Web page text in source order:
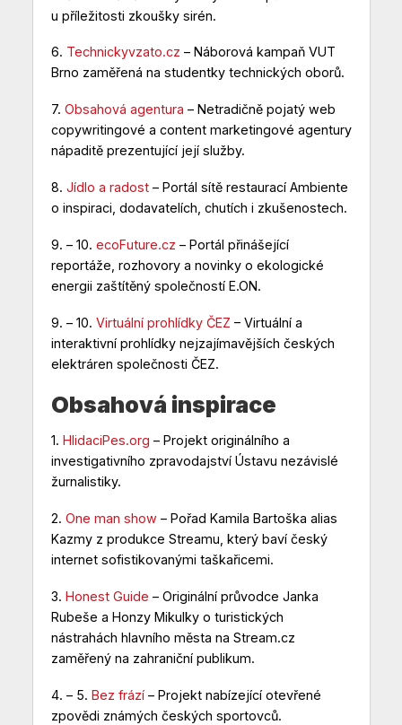
u příležitosti zkoušky sirén.
6. Technickyvzato.cz – Náborová kampaň VUT
Brno zaměřená na studentky technických oborů.
7. Obsahová agentura – Netradičně pojatý web
copywritingové a content marketingové agentury
nápaditě prezentující její služby.
8. Jídlo a radost– Portál sítě restaurací Ambiente
o inspiraci, dodavatelích, chutích i zkušenostech.
9. – 10. ecoFuture.cz – Portál přinášející
reportáže, rozhovory a novinky o ekologické
energii zaštítěný společností E.ON.
9. – 10. Virtuální prohlídky ČEZ – Virtuální a
interaktivní prohlídky nejzajímavějších českých
elektráren společnosti ČEZ.
Obsahová inspirace
1. HlidaciPes.org – Projekt originálního a
investigativního zpravodajství Ústavu nezávislé
žurnalistiky.
2. One man show – Pořad Kamila Bartoška alias
Kazmy z produkce Streamu, který baví český
internet sofistikovanými taškařicemi.
3. Honest Guide – Originální průvodce Janka
Rubeše a Honzy Mikulky o turistických
nástrahách hlavního města na Stream.cz
zaměřený na zahraniční publikum.
4. – 5. Bez frází– Projekt nabízející otevřené
zpovědi známých českých sportovců.